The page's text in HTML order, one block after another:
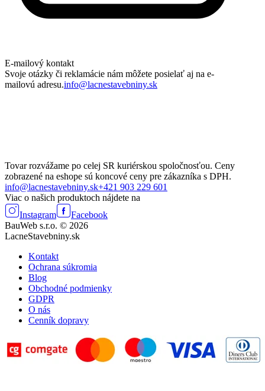
E-mailový kontakt
Svoje otázky či reklamácie nám môžete posielať aj na e-
mailovú adresu.info@lacnestavebniny.sk
Tovar rozvážame po celej SR kuriérskou spoločnosťou. Ceny
zobrazené na eshope sú koncové ceny pre zákazníka s DPH.
info@lacnestavebniny.sk+421 903 229 601
Viac o našich produktoch nájdete na
Instagram
Facebook
BauWeb s.r.o. © 2026
LacneStavebniny.sk
Kontakt
Ochrana súkromia
Blog
Obchodné podmienky
GDPR
O nás
Cenník dopravy